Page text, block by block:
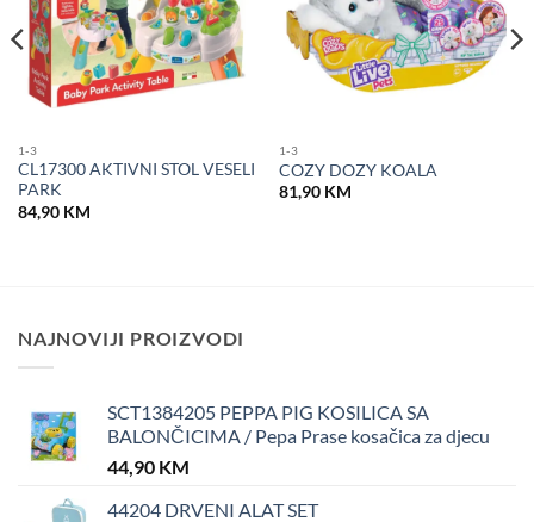
1-3
CL17300 AKTIVNI STOL VESELI
PARK
84,90 KM
1-3
COZY DOZY KOALA
81,90 KM
NAJNOVIJI PROIZVODI
SCT1384205 PEPPA PIG KOSILICA SA
BALONČICIMA / Pepa Prase kosačica za djecu
44,90 KM
44204 DRVENI ALAT SET